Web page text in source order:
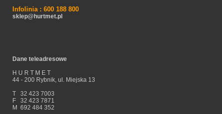
Infolinia : 600 188 800
sklep@hurtmet.pl
Dane teleadresowe
H U R T M E T
44 - 200 Rybnik, ul. Miejska 13
T 32 423 7003
F 32 423 7871
M 692 484 352